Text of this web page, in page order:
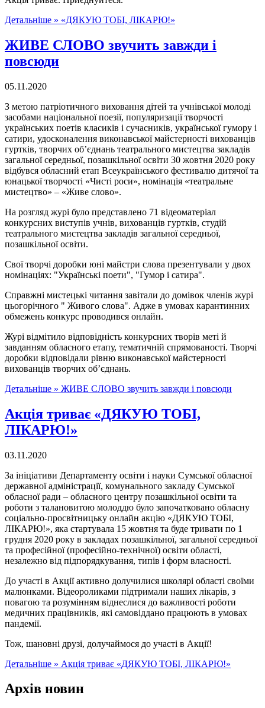
Детальніше » «ДЯКУЮ ТОБІ, ЛІКАРЮ!»
ЖИВЕ СЛОВО звучить завжди і
повсюди
05.11.2020
З метою патріотичного виховання дітей та учнівської молоді
засобами національної поезії, популяризації творчості
українських поетів класиків і сучасників, української гумору і
сатири, удосконалення виконавської майстерності вихованців
гуртків, творчих об’єднань театрального мистецтва закладів
загальної середньої, позашкільної освіти 30 жовтня 2020 року
відбувся обласний етап Всеукраїнського фестивалю дитячої та
юнацької творчості «Чисті роси», номінація «театральне
мистецтво» – «Живе слово».
На розгляд журі було представлено 71 відеоматеріал
конкурсних виступів учнів, вихованців гуртків, студій
театрального мистецтва закладів загальної середньої,
позашкільної освіти.
Свої творчі доробки юні майстри слова презентували у двох
номінаціях: "Українські поети", "Гумор і сатира".
Справжні мистецькі читання завітали до домівок членів журі
цьогорічного " Живого слова". Адже в умовах карантинних
обмежень конкурс проводився онлайн.
Журі відмітило відповідність конкурсних творів меті й
завданням обласного етапу, тематичній спрямованості. Творчі
доробки відповідали рівню виконавської майстерності
вихованців творчих об’єднань.
Детальніше » ЖИВЕ СЛОВО звучить завжди і повсюди
Акція триває «ДЯКУЮ ТОБІ,
ЛІКАРЮ!»
03.11.2020
За ініціативи Департаменту освіти і науки Сумської обласної
державної адміністрації, комунального закладу Сумської
обласної ради – обласного центру позашкільної освіти та
роботи з талановитою молоддю було започатковано обласну
соціально-просвітницьку онлайн акцію «ДЯКУЮ ТОБІ,
ЛІКАРЮ!», яка стартувала 15 жовтня та буде тривати по 1
грудня 2020 року в закладах позашкільної, загальної середньої
та професійної (професійно-технічної) освіти області,
незалежно від підпорядкування, типів і форм власності.
До участі в Акції активно долучилися школярі області своїми
малюнками. Відеороликами підтримали наших лікарів, з
повагою та розумінням віднеслися до важливості роботи
медичних працівників, які самовіддано працюють в умовах
пандемії.
Тож, шановні друзі, долучаймося до участі в Акції!
Детальніше » Акція триває «ДЯКУЮ ТОБІ, ЛІКАРЮ!»
Архів новин